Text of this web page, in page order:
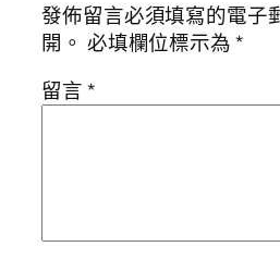
發佈留言必須填寫的電子
開。 必填欄位標示為*
留言*